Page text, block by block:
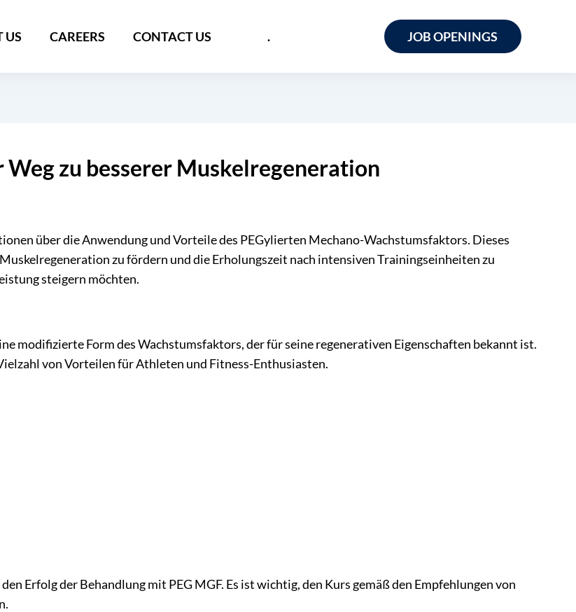
US CAREERS CONTACT US . JOB OPENINGS
Weg zu besserer Muskelregeneration
über die Anwendung und Vorteile des PEGylierten Mechano-Wachstumsfaktors. Dieses
zu fördern und die Erholungszeit nach intensiven Trainingseinheiten zu
steigern möchten.
modifizierte Form des Wachstumsfaktors, der für seine regenerativen Eigenschaften bekannt ist.
von Vorteilen für Athleten und Fitness-Enthusiasten.
Erfolg der Behandlung mit PEG MGF. Es ist wichtig, den Kurs gemäß den Empfehlungen von